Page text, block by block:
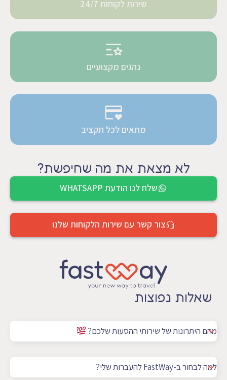
שירות לקוחות 24/7
נהגים מקצועיים
מתאים לכל תקציב
לא מצאת את מה שחיפשת?
שלח לנו הודעת WHATSAPP
צור קשר עם שירות הלקוחות שלנו
שאלות נפוצות
מהם היתרונות של שירותי ההסעות שלכם?
למה לבחור ב-FastWay להעברות שלי?